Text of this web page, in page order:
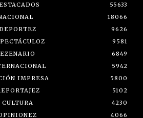
55633
18066
DEPORTEZ
9626
9581
EZENARIO
6849
5942
IMPRESA
5800
5102
CULTURA
4230
4066